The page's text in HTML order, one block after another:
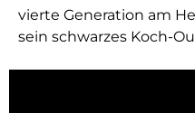
vierte Generation am
sein schwarzes Koch-